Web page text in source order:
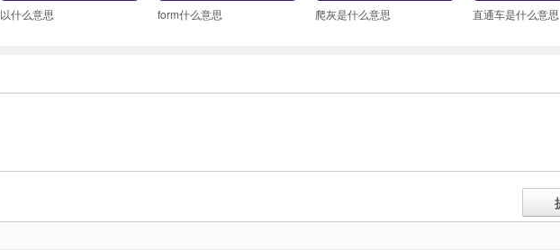
以什么意思 form什么意思 爬灰是什么意思 直通车是什么意思